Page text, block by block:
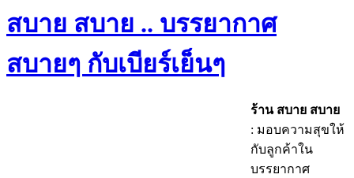
สบาย สบาย .. บรรยากาศ
สบายๆ กับเบียร์เย็นๆ
ร้าน สบาย สบาย
: มอบความสุขให้
กับลูกค้าใน
บรรยากาศ